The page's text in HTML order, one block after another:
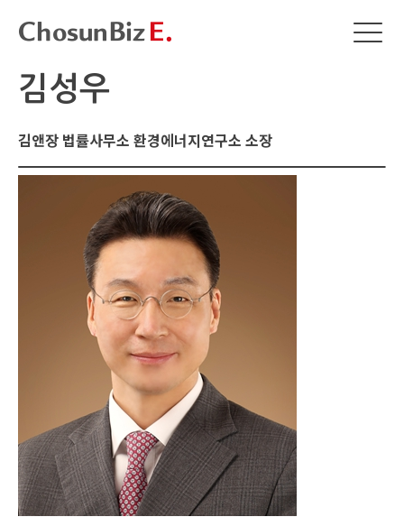
김성우
김앤장 법률사무소 환경에너지연구소 소장